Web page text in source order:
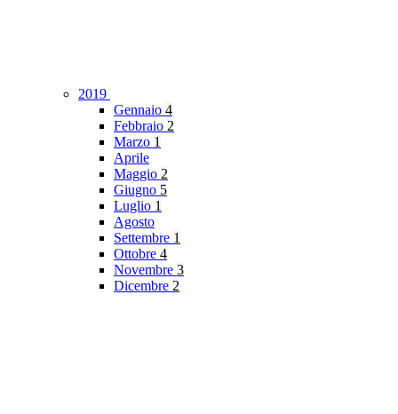
2019
Gennaio 4
Febbraio 2
Marzo 1
Aprile
Maggio 2
Giugno 5
Luglio 1
Agosto
Settembre 1
Ottobre 4
Novembre 3
Dicembre 2